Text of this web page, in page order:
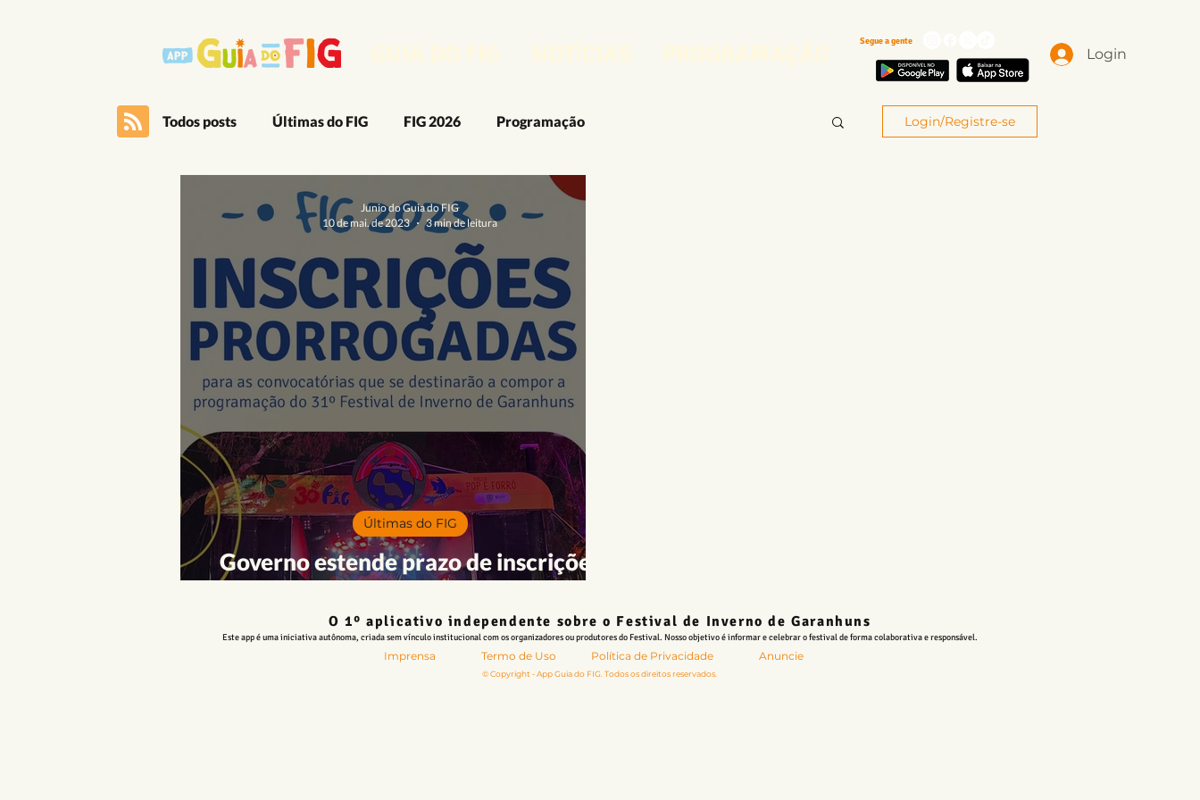
Segue a gente
Login
Todos posts Últimas do FIG FIG 2026 Programação
Outro Lado Massa do Festival
Editais App Artes Circenses Artes Visuais
Cultura Popular Dança Design e Moda Fotografia
Literatura Música Patrimônio Cultural Teatro
Opinião Pra Ficar de Olho Publi FIG 2023
Login/Registre-se
Governo estende prazo de inscrições
para convocatórias do FIG 2023
Últimas do FIG
Junio do Guia do FIG
10 de mai. de 2023
3 min de leitura
O 1º aplicativo independente sobre o Festival de Inverno de Garanhuns
Este app é uma iniciativa autônoma, criada sem vínculo institucional com os organizadores ou produtores do Festival. Nosso objetivo é informar e celebrar o festival de forma colaborativa e responsável.
Imprensa Termo de Uso Política de Privacidade Anuncie
© Copyright - App Guia do FIG. Todos os direitos reservados.